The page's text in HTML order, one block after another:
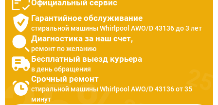
Официальный сервис
Гарантийное обслуживание
стиральной машины Whirlpool AWO/D 43136 до 3 лет
Диагностика за наш счет,
ремонт по желанию
Бесплатный выезд курьера
в день обращения
Срочный ремонт
стиральной машины Whirlpool AWO/D 43136 от 35
минут